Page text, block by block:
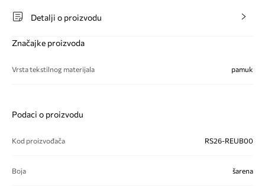
Detalji o proizvodu
Značajke proizvoda
Vrsta tekstilnog materijala pamuk
Podaci o proizvodu
Kod proizvođača RS26-REUB00
Boja šarena